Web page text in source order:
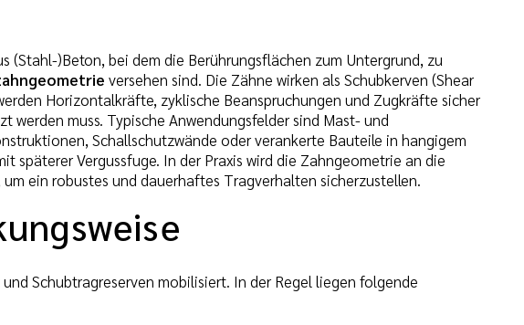
)Beton, bei dem die Berührungsflächen zum Untergrund, zu
versehen sind. Die Zähne wirken als Schubkerven (Shear
Horizontalkräfte, zyklische Beanspruchungen und Zugkräfte sicher
muss. Typische Anwendungsfelder sind Mast- und
Schallschutzwände oder verankerte Bauteile in hangigem
späterer Vergussfuge. In der Praxis wird die Zahngeometrie an die
ein robustes und dauerhaftes Tragverhalten sicherzustellen.
Schubtragreserven mobilisiert. In der Regel liegen folgende